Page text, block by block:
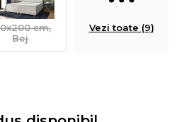
cm,
Bej
Vezi toate (9)